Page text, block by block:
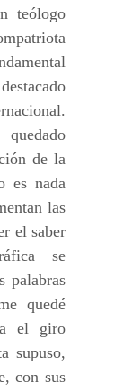
teólogo
de la
es nada
las
el saber
se
palabras
quedé
el giro
supuso,
con sus